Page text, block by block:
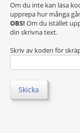
Om du inte kan läsa
upprepa hur många
OBS! Om du istället
din skrivna text.
Skriv av koden för
Skicka